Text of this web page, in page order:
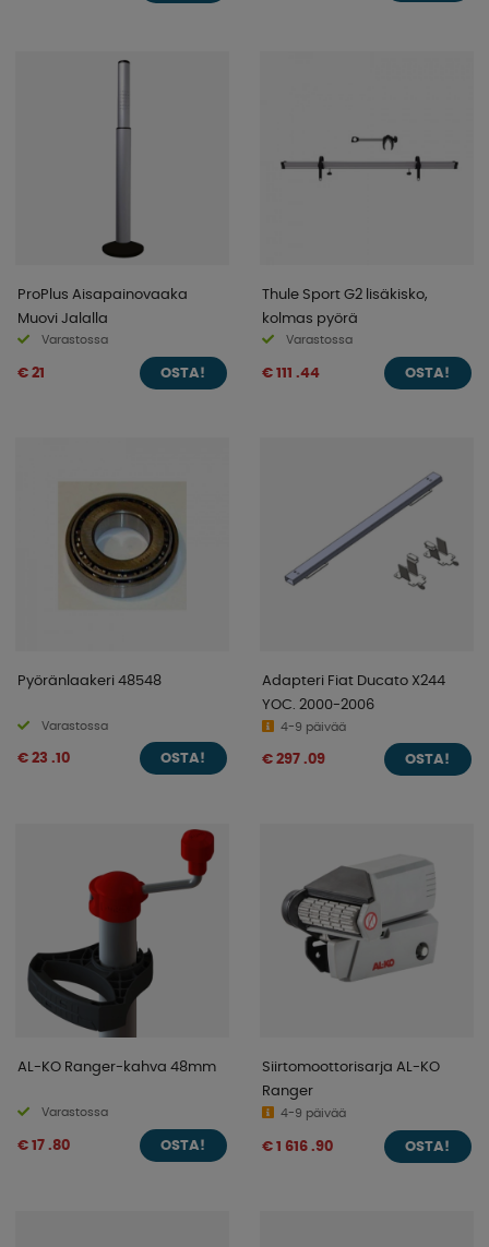
ProPlus Aisapainovaaka
Muovi Jalalla
Varastossa
€ 21 OSTA!
Thule Sport G2 lisäkisko,
kolmas pyörä
Varastossa
€ 111 .44 OSTA!
Pyöränlaakeri 48548
Varastossa
€ 23 .10 OSTA!
Adapteri Fiat Ducato X244
YOC. 2000-2006
4-9 päivää
€ 297 .09 OSTA!
AL-KO Ranger-kahva 48mm
Varastossa
€ 17 .80 OSTA!
Siirtomoottorisarja AL-KO
Ranger
4-9 päivää
€ 1 616 .90 OSTA!